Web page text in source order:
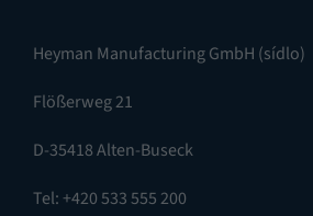
Heyman Manufacturing GmbH (sídlo)
Flößerweg 21
D-35418 Alten-Buseck
Tel: +420 533 555 200